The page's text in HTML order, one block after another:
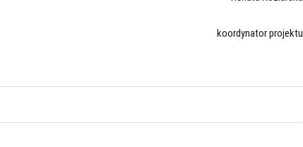
koordynator projektu